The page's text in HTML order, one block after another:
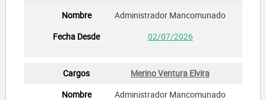
Administrador Mancomunado
02/07/2026
Merino Ventura Elvira
Administrador Mancomunado